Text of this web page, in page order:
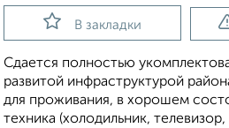
В закладки
Сдается полностью
развитой инфраструктурой
для проживания, в хорошем
техника (холодильник,